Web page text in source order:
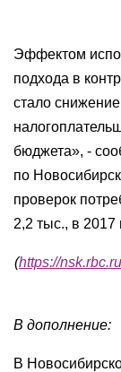
Эффектом
подхода в
стало
бюджета», -
по
проверок
2,2 тыс., в 2017
(https://
В дополнение:
В